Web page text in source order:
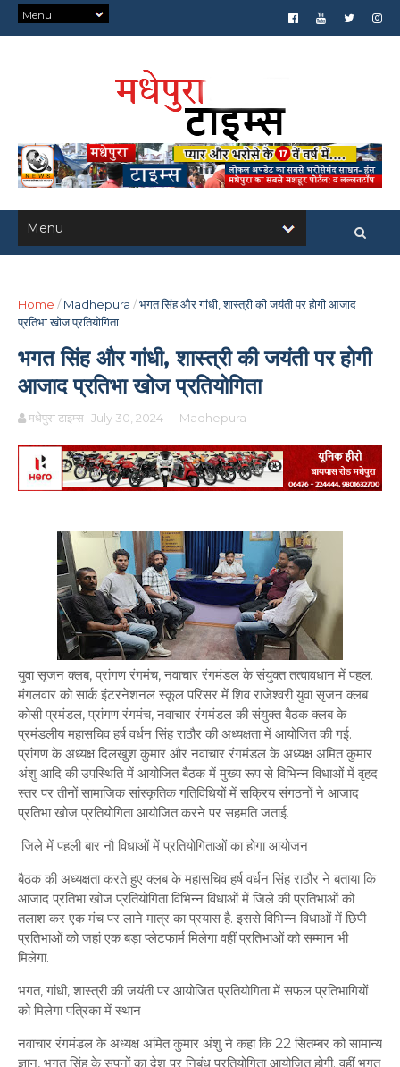
Home / Madhepura /भगत सिंह और गांधी, शास्त्री की जयंती पर होगी आजाद
प्रतिभा खोज प्रतियोगिता
भगत सिंह और गांधी, शास्त्री की जयंती पर होगी
आजाद प्रतिभा खोज प्रतियोगिता
मधेपुरा टाइम्स July 30, 2024 - Madhepura
युवा सृजन क्लब, प्रांगण रंगमंच, नवाचार रंगमंडल के संयुक्त तत्वावधान में पहल.
मंगलवार को सार्क इंटरनेशनल स्कूल परिसर में शिव राजेश्वरी युवा सृजन क्लब
कोसी प्रमंडल, प्रांगण रंगमंच, नवाचार रंगमंडल की संयुक्त बैठक क्लब के
प्रमंडलीय महासचिव हर्ष वर्धन सिंह राठौर की अध्यक्षता में आयोजित की गई.
प्रांगण के अध्यक्ष दिलखुश कुमार और नवाचार रंगमंडल के अध्यक्ष अमित कुमार
अंशु आदि की उपस्थिति में आयोजित बैठक में मुख्य रूप से विभिन्न विधाओं में वृहद
स्तर पर तीनों सामाजिक सांस्कृतिक गतिविधियों में सक्रिय संगठनों ने आजाद
प्रतिभा खोज प्रतियोगिता आयोजित करने पर सहमति जताई.
जिले में पहली बार नौ विधाओं में प्रतियोगिताओं का होगा आयोजन
बैठक की अध्यक्षता करते हुए क्लब के महासचिव हर्ष वर्धन सिंह राठौर ने बताया कि
आजाद प्रतिभा खोज प्रतियोगिता विभिन्न विधाओं में जिले की प्रतिभाओं को
तलाश कर एक मंच पर लाने मात्र का प्रयास है. इससे विभिन्न विधाओं में छिपी
प्रतिभाओं को जहां एक बड़ा प्लेटफार्म मिलेगा वहीं प्रतिभाओं को सम्मान भी
मिलेगा.
भगत, गांधी, शास्त्री की जयंती पर आयोजित प्रतियोगिता में सफल प्रतिभागियों
को मिलेगा पत्रिका में स्थान
नवाचार रंगमंडल के अध्यक्ष अमित कुमार अंशु ने कहा कि 22 सितम्बर को सामान्य
ज्ञान, भगत सिंह के सपनों का देश पर निबंध प्रतियोगिता आयोजित होगी. वहीं भगत